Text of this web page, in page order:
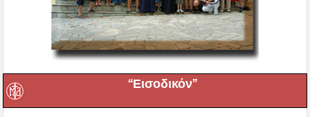
“Εισοδικόν”